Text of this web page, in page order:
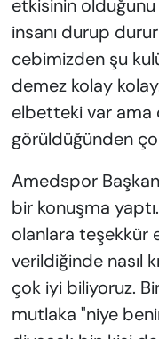
etkisinin
insanı durup
cebimizden şu
demez kolay
elbetteki var ama
görüldüğünden
Amedspor
bir konuşma
olanlara teşekkür
verildiğinde nasıl
çok iyi biliyoruz.
mutlaka "niye